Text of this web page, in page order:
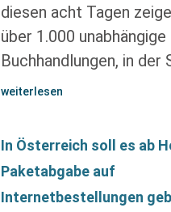
diesen acht Tagen
über 1.000 unabhängige
Buchhandlungen, in der
weiterlesen
In Österreich soll es ab
Paketabgabe auf
Internetbestellungen